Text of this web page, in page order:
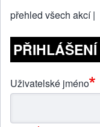
přehled všech akcí |
PŘIHLÁŠENÍ
Uživatelské jméno